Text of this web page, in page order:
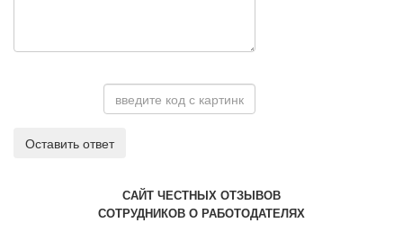
Оставить ответ
САЙТ ЧЕСТНЫХ ОТЗЫВОВ
СОТРУДНИКОВ О РАБОТОДАТЕЛЯХ